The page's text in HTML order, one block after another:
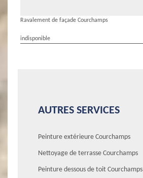
Ravalement de façade Courchamps
indisponible
AUTRES SERVICES
Peinture extérieure Courchamps
Nettoyage de terrasse Courchamps
Peinture dessous de toit Courchamps